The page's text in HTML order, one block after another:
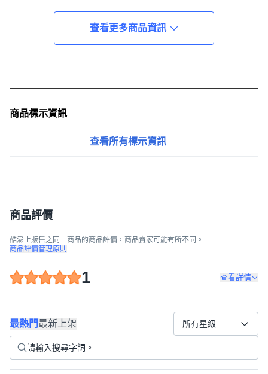
查看更多商品資訊
商品標示資訊
查看所有標示資訊
商品評價
酷澎上販售之同一商品的商品評價，商品賣家可能有所不同。
商品評價管理原則
1 查看詳情
最熱門最新上架 所有星級